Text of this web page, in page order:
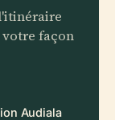
votre façon
Audiala